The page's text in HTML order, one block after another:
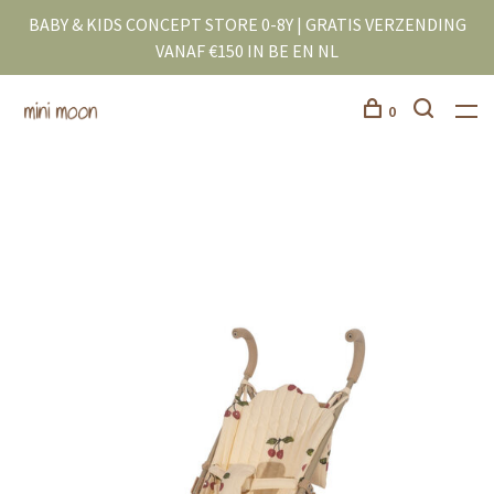
BABY & KIDS CONCEPT STORE 0-8Y | GRATIS VERZENDING
VANAF €150 IN BE EN NL
0